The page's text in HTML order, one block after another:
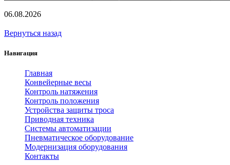
06.08.2026
Вернуться назад
Навигация
Главная
Конвейерные весы
Контроль натяжения
Контроль положения
Устройства защиты троса
Приводная техника
Системы автоматизации
Пневматическое оборудование
Модернизация оборудования
Контакты